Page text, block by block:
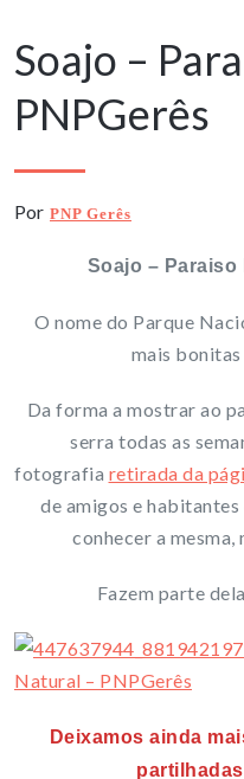
Soajo –
PNPGerês
Por PNP Gerês
Soajo – Paraiso
O nome do Parque
mais
Da forma a mostrar ao
serra todas as
fotografia retirada da
de amigos e
conhecer a
Fazem parte
Deixamos ainda